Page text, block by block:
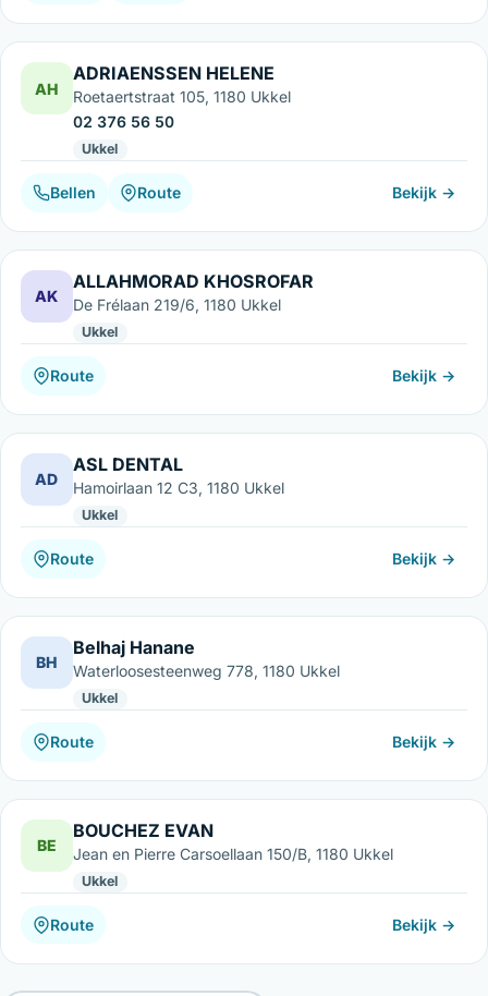
AH
ADRIAENSSEN HELENE
Roetaertstraat 105, 1180 Ukkel
02 376 56 50
Ukkel
Bellen Route Bekijk →
AK
ALLAHMORAD KHOSROFAR
De Frélaan 219/6, 1180 Ukkel
Ukkel
Route Bekijk →
AD
ASL DENTAL
Hamoirlaan 12 C3, 1180 Ukkel
Ukkel
Route Bekijk →
BH
Belhaj Hanane
Waterloosesteenweg 778, 1180 Ukkel
Ukkel
Route Bekijk →
BE
BOUCHEZ EVAN
Jean en Pierre Carsoellaan 150/B, 1180 Ukkel
Ukkel
Route Bekijk →